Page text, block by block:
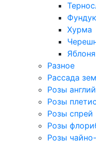
Фундук
Хурма
Яблоня
Разное
Рассада
Розы
Розы
Розы спрей
Розы
Розы